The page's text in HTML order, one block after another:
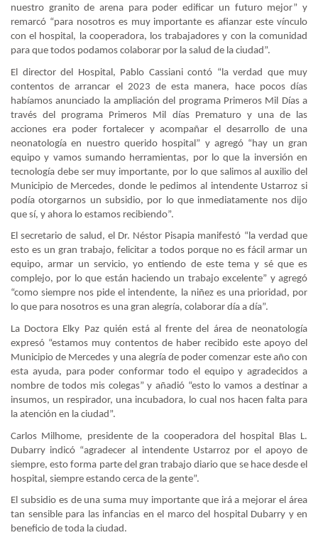
nuestro granito de arena para poder edificar un futuro mejor” y
remarcó “para nosotros es muy importante es afianzar este vínculo
con el hospital, la cooperadora, los trabajadores y con la comunidad
para que todos podamos colaborar por la salud de la ciudad”.
El director del Hospital, Pablo Cassiani contó “la verdad que muy
contentos de arrancar el 2023 de esta manera, hace pocos días
habíamos anunciado la ampliación del programa Primeros Mil Días a
través del programa Primeros Mil días Prematuro y una de las
acciones era poder fortalecer y acompañar el desarrollo de una
neonatología en nuestro querido hospital” y agregó “hay un gran
equipo y vamos sumando herramientas, por lo que la inversión en
tecnología debe ser muy importante, por lo que salimos al auxilio del
Municipio de Mercedes, donde le pedimos al intendente Ustarroz si
podía otorgarnos un subsidio, por lo que inmediatamente nos dijo
que sí, y ahora lo estamos recibiendo”.
El secretario de salud, el Dr. Néstor Pisapia manifestó “la verdad que
esto es un gran trabajo, felicitar a todos porque no es fácil armar un
equipo, armar un servicio, yo entiendo de este tema y sé que es
complejo, por lo que están haciendo un trabajo excelente” y agregó
“como siempre nos pide el intendente, la niñez es una prioridad, por
lo que para nosotros es una gran alegría, colaborar día a día”.
La Doctora Elky Paz quién está al frente del área de neonatología
expresó “estamos muy contentos de haber recibido este apoyo del
Municipio de Mercedes y una alegría de poder comenzar este año con
esta ayuda, para poder conformar todo el equipo y agradecidos a
nombre de todos mis colegas” y añadió “esto lo vamos a destinar a
insumos, un respirador, una incubadora, lo cual nos hacen falta para
la atención en la ciudad”.
Carlos Milhome, presidente de la cooperadora del hospital Blas L.
Dubarry indicó “agradecer al intendente Ustarroz por el apoyo de
siempre, esto forma parte del gran trabajo diario que se hace desde el
hospital, siempre estando cerca de la gente”.
El subsidio es de una suma muy importante que irá a mejorar el área
tan sensible para las infancias en el marco del hospital Dubarry y en
beneficio de toda la ciudad.